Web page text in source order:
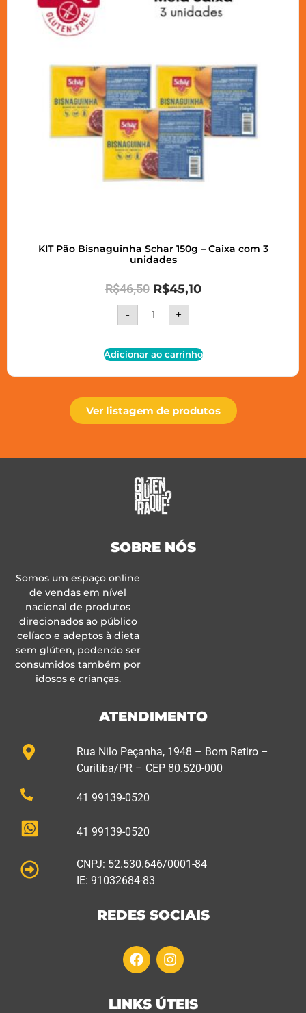
KIT Pão Bisnaguinha Schar 150g – Caixa com 3
unidades
R$46,50 R$45,10
- +
Adicionar ao carrinho
Ver listagem de produtos
SOBRE NÓS
Somos um espaço online
de vendas em nível
nacional de produtos
direcionados ao público
celíaco e adeptos à dieta
sem glúten, podendo ser
consumidos também por
idosos e crianças.
ATENDIMENTO
Rua Nilo Peçanha, 1948 – Bom Retiro –
Curitiba/PR – CEP 80.520-000
41 99139-0520
41 99139-0520
CNPJ: 52.530.646/0001-84
IE: 91032684-83
REDES SOCIAIS
LINKS ÚTEIS